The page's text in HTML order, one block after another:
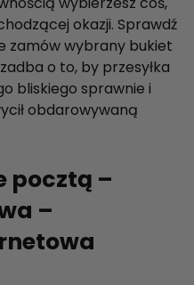
okazji. Sprawdź
zamów wybrany bukiet
o to, by przesyłka
bliskiego sprawnie i
obdarowywaną
pocztą –
–